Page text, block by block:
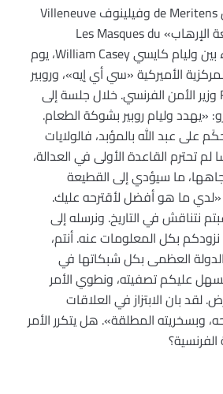
يروي السيدان دو ميريتن de Meritens وفيلينوف Villeneuve
في مؤلف بعنوان «أقنعة الإرهاب» Les Masques du
terrorisme، قصة اللقاء بين وليام كايسي William Casey، يوم
الأميركية «سي أي إيه»، وروبير
باندرو Robert Pandraud وزير الأمن الفرنسي. خلال جلسة إلى
«يهدد وليام روبير بشوكة الطعام.
على عبد الله بالمؤبد، فالولايات
تحترم القاعدة الأولى في العدالة،
ما سيؤدي إلى القطيعة
«لدي ما هو أفضل لأقترحه عليك.
نتناقش في التاريخ. ونرسله إلى
بكل المعلومات عنه. أنتم،
العظمى بكل شبكاتها في
عليكم تصفيته، ونطوي الأمر
لقد بان الابتزاز في العلاقات
وبسخريته المطلقة». هل يتكرر الأمر